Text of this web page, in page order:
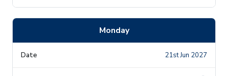
Monday
21st Jun 2027